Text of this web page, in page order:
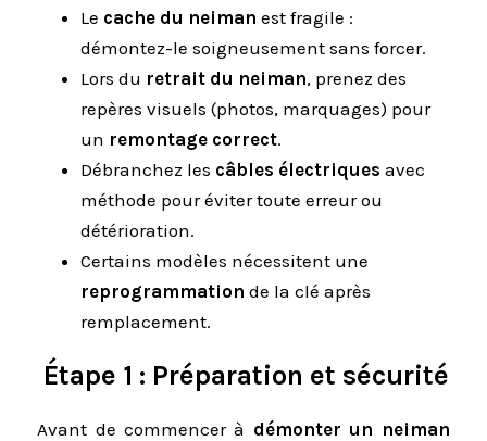
Le cache du neiman est fragile :
démontez-le soigneusement sans forcer.
Lors du retrait du neiman, prenez des
repères visuels (photos, marquages) pour
un remontage correct.
Débranchez les câbles électriques avec
méthode pour éviter toute erreur ou
détérioration.
Certains modèles nécessitent une
reprogrammation de la clé après
remplacement.
Étape 1 : Préparation et sécurité
Avant de commencer à démonter un neiman